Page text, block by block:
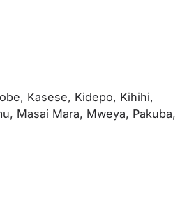
Kasese, Kidepo, Kihihi,
Masai Mara, Mweya, Pakuba,